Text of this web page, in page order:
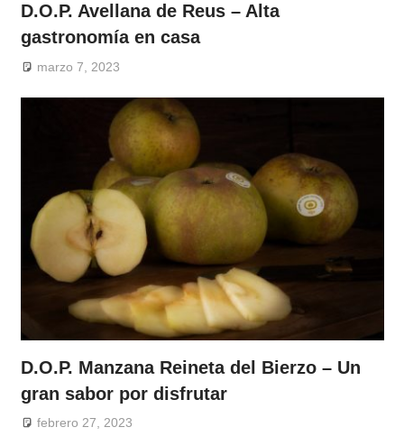
D.O.P. Avellana de Reus – Alta
gastronomía en casa
marzo 7, 2023
D.O.P. Manzana Reineta del Bierzo – Un
gran sabor por disfrutar
febrero 27, 2023